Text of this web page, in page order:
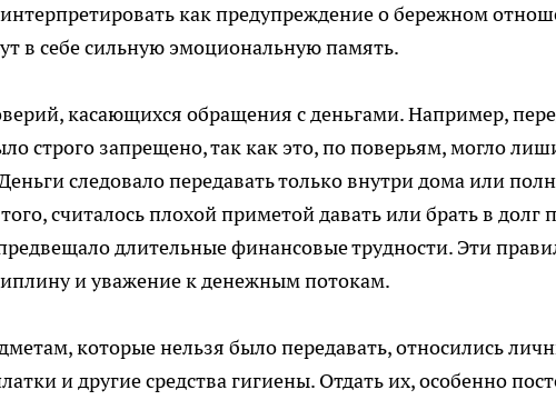
как предупреждение о бережном
в себе сильную эмоциональную память.
касающихся обращения с деньгами. Например,
строго запрещено, так как это, по поверьям, могло
следовало передавать только внутри дома или
считалось плохой приметой давать или брать в долг
длительные финансовые трудности. Эти
и уважение к денежным потокам.
которые нельзя было передавать, относились
и другие средства гигиены. Отдать их, особенно